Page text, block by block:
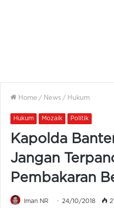
Home / News / Hukum
Hukum Mozaik Politik
Kapolda
Jangan
Pembakaran
Iman NR 24/10/2018 21